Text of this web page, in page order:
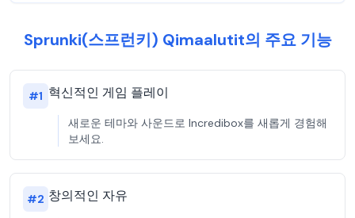
Sprunki(스프런키) Qimaalutit의 주요 기능
#1 혁신적인 게임 플레이
새로운 테마와 사운드로 Incredibox를 새롭게 경험해
보세요.
#2 창의적인 자유